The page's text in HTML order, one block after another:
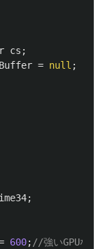
cs ;
= null ;
;
600; //強いGPUなら